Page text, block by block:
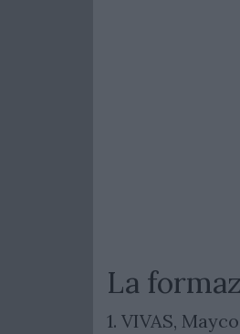
La
1. VIVAS,